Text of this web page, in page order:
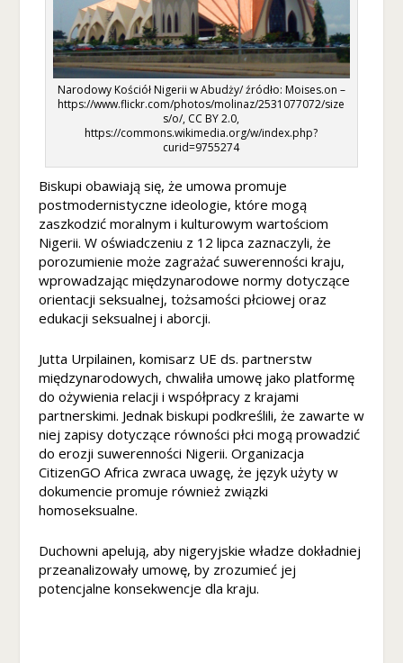
Narodowy Kościół Nigerii w Abudży/ źródło: Moises.on –
https://www.flickr.com/photos/molinaz/2531077072/size
s/o/, CC BY 2.0,
https://commons.wikimedia.org/w/index.php?
curid=9755274
Biskupi obawiają się, że umowa promuje
postmodernistyczne ideologie, które mogą
zaszkodzić moralnym i kulturowym wartościom
Nigerii. W oświadczeniu z 12 lipca zaznaczyli, że
porozumienie może zagrażać suwerenności kraju,
wprowadzając międzynarodowe normy dotyczące
orientacji seksualnej, tożsamości płciowej oraz
edukacji seksualnej i aborcji.
Jutta Urpilainen, komisarz UE ds. partnerstw
międzynarodowych, chwaliła umowę jako platformę
do ożywienia relacji i współpracy z krajami
partnerskimi. Jednak biskupi podkreślili, że zawarte w
niej zapisy dotyczące równości płci mogą prowadzić
do erozji suwerenności Nigerii. Organizacja
CitizenGO Africa zwraca uwagę, że język użyty w
dokumencie promuje również związki
homoseksualne.
Duchowni apelują, aby nigeryjskie władze dokładniej
przeanalizowały umowę, by zrozumieć jej
potencjalne konsekwencje dla kraju.
t
o
w
ej
,
n
a
p
st
a
w
ie
t
e
g
ja
k
st
r
o
n
je
y
w
a